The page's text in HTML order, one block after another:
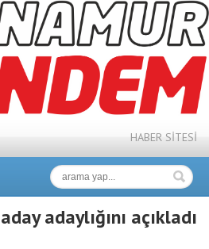
HABER SİTESİ
adaylığını açıkladı